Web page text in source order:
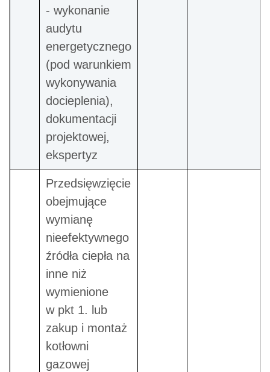
- wykonanie
audytu
energetycznego
(pod warunkiem
wykonywania
docieplenia),
dokumentacji
projektowej,
ekspertyz
Przedsięwzięcie
obejmujące
wymianę
nieefektywnego
źródła ciepła na
inne niż
wymienione
w pkt 1. lub
zakup i montaż
kotłowni
gazowej